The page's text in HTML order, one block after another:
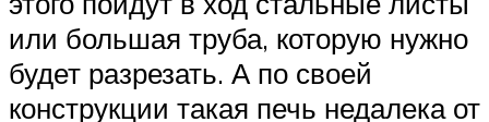
или большая труба, которую нужно
будет разрезать. А по своей
конструкции такая печь недалека от